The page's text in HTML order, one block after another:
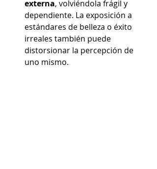
externa, volviéndola frágil y
dependiente. La exposición a
estándares de belleza o éxito
irreales también puede
distorsionar la percepción de
uno mismo.